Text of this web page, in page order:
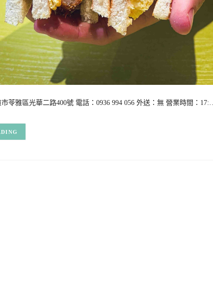
苓雅區光華二路400號 電話：0936 994 056 外送：無 營業時間：17:…